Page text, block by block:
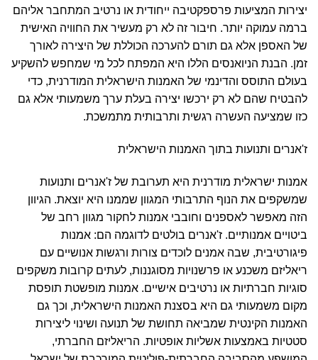
יצירות המציעות פרספקטיבה ייחודית או נרטיב המתחבר אליהם
ברמה עמוקה יותר. חיבור זה לא רק מעשיר את החוויה האישית
של האספן אלא גם תורם להערכה הכוללת של היצירה לאורך
זמן. הבנת הניואנסים הללו היא המפתח לכל מי שמחפש להשקיע
בעולם התוסס והדינמי של האמנות הישראלית המודרנית, כדי
להבטיח שהם לא רק ירכשו יצירה בעלת ערך משמעותי אלא גם
כזו שמציעה העשרה רגשית ותרבותית מתמשכת.
ז'אנרים ותנועות בתוך האמנות הישראלית
אמנות ישראלית מודרנית היא תערובת של ז'אנרים ותנועות
שמשקפים את הנוף התרבותי המגוון שממנו היא יוצאת. הגיוון
הזה מאפשר לאספנים וחובבי אמנות לחקור מגוון רחב של
ביטויים אמנותיים. ז'אנרים בולטים לדוגמה הם: אמנות
פיגורטיבית, שבה אמנים לוכדים צורות ורגשות אנושיים עם
ריאליזם משכנע או פרשנויות מסוגננות, לעתים קרובות משקפים
סוגיות חברתיות או נרטיבים אישיים. אמנות מופשטת תופסת
מקום משמעותי גם היא בסצנת האמנות הישראלית, וכך גם
האמנות הקינטית שמביאה תחושת של תנועה ושינוי ליצירות
סטטיות באמצעות אשליות אופטיות. הריאליזם החברתי,